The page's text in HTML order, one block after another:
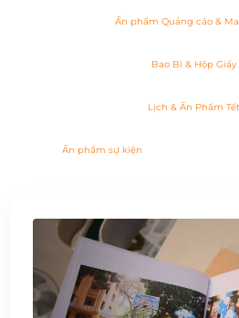
Ấn phẩm Quảng cáo &
Bao Bì & Hộp Giấy
Lịch & Ấn Phẩm Tết
Ấn phẩm sự kiện